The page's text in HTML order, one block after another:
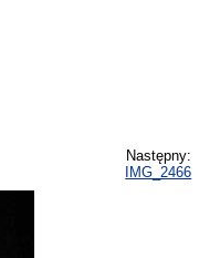
Następny:
IMG_2466